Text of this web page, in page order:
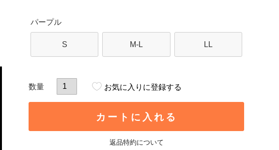
パープル
S M-L LL
お気に入りに登録する
カートに入れる
返品特約について